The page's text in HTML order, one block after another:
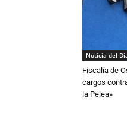
Noticia del
Fiscalía de
cargos
la Pelea»